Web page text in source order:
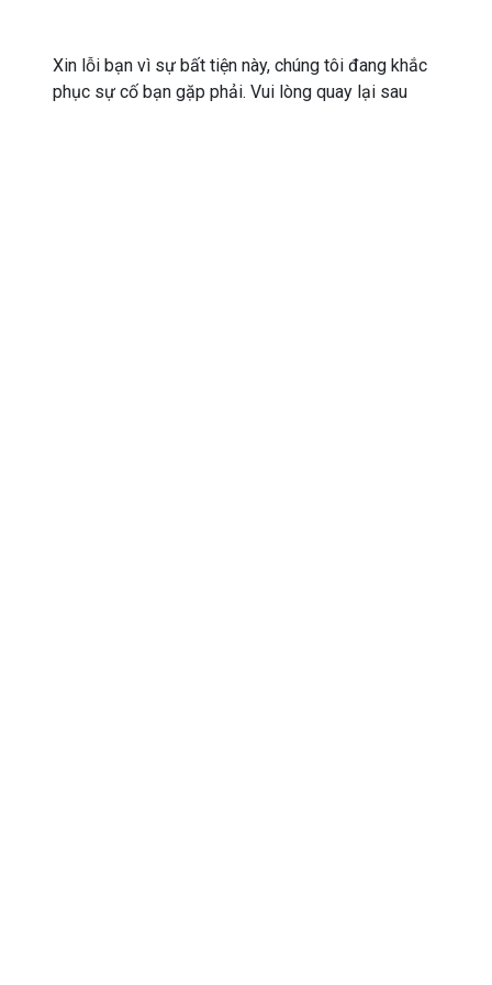
Xin lỗi bạn vì sự bất tiện này, chúng tôi đang khắc
phục sự cố bạn gặp phải. Vui lòng quay lại sau